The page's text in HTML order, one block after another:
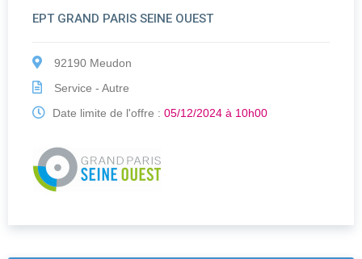
EPT GRAND PARIS SEINE OUEST
92190 Meudon
Service - Autre
Date limite de l'offre : 05/12/2024 à 10h00